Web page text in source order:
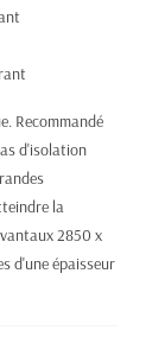
Recommandé
d'isolation
la
2850 x
d'une épaisseur